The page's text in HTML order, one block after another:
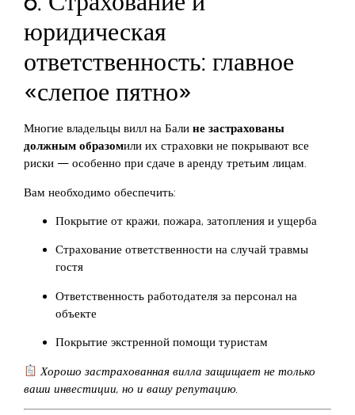
юридическая
ответственность: главное
«слепое пятно»
Многие владельцы вилл на Бали не застрахованы
должным образомили их страховки не покрывают все
риски — особенно при сдаче в аренду третьим лицам.
Вам необходимо обеспечить:
Покрытие от кражи, пожара, затопления и ущерба
Страхование ответственности на случай травмы
гостя
Ответственность работодателя за персонал на
объекте
Покрытие экстренной помощи туристам
Хорошо застрахованная вилла защищает не только
ваши инвестиции, но и вашу репутацию.